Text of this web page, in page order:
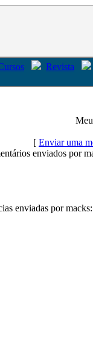
Revista
[ Enviar uma
enviados por
enviadas por macks: